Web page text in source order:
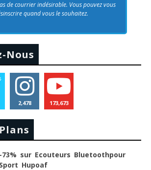
de courrier indésirable. Vous pouvez vous
quand vous le souhaitez.
Nous
2,478 173,673
-73% sur Ecouteurs Bluetoothpour
Sport Hupoaf